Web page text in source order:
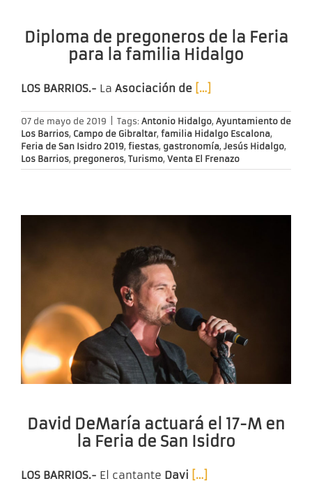
Diploma de pregoneros de la Feria
para la familia Hidalgo
LOS BARRIOS.- La Asociación de […]
07 de mayo de 2019 Tags: Antonio Hidalgo, Ayuntamiento de
Los Barrios, Campo de Gibraltar, familia Hidalgo Escalona,
Feria de San Isidro 2019, fiestas, gastronomía, Jesús Hidalgo,
Los Barrios, pregoneros, Turismo, Venta El Frenazo
David DeMaría actuará el 17-M en
la Feria de San Isidro
LOS BARRIOS.- El cantante Davi […]